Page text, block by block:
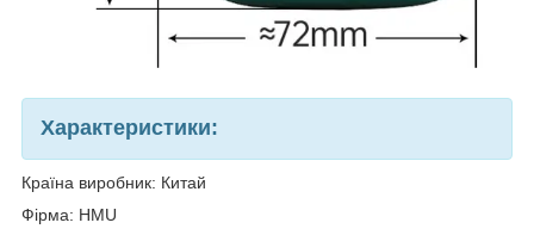
Характеристики:
Країна виробник: Китай
Фірма: HMU